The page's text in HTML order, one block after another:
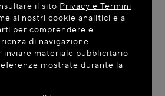
MAISON-ALAIA.COM
nel seguente paese: United
la vostra posizione?
il sito Privacy e Termini
ai nostri cookie analitici e a
per comprendere e
di navigazione
materiale pubblicitario
mostrate durante la